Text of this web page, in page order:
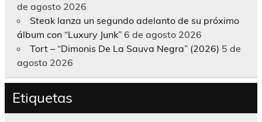
de agosto 2026
Steak lanza un segundo adelanto de su próximo
álbum con “Luxury Junk” 6 de agosto 2026
Tort – “Dimonis De La Sauva Negra” (2026) 5 de
agosto 2026
Etiquetas